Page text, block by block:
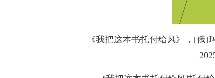
《我把这本书托付给风》，[俄]